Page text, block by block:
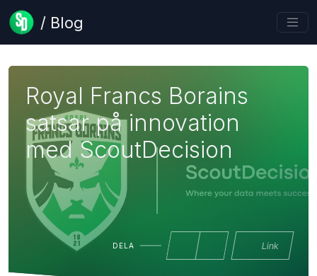
/ Blog
Royal Francs Borains
satsar på innovation
med ScoutDecision
DELA Link